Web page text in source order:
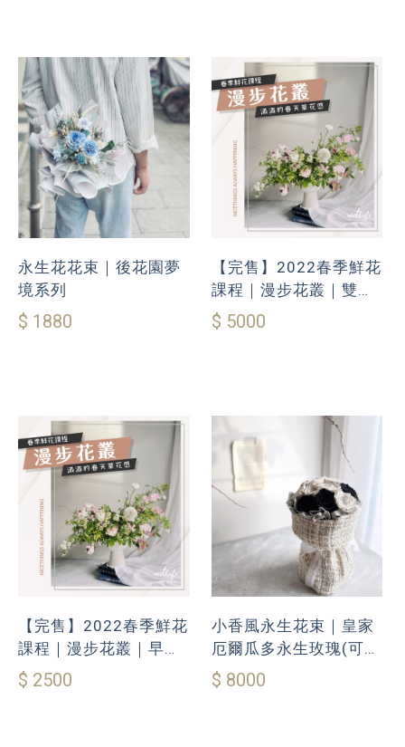
永生花花束｜後花園夢
境系列
$ 1880
【完售】2022春季鮮花
課程｜漫步花叢｜雙人
同行9折優惠
$ 5000
【完售】2022春季鮮花
課程｜漫步花叢｜早鳥
單人95折優惠
$ 2500
小香風永生花束｜皇家
厄爾瓜多永生玫瑰(可客
製配色)
$ 8000